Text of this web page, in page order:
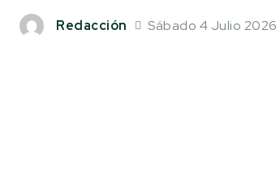
Redacción Sábado 4 Julio 2026